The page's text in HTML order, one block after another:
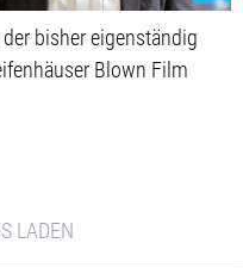
bisher eigenständig
Blown Film
LADEN